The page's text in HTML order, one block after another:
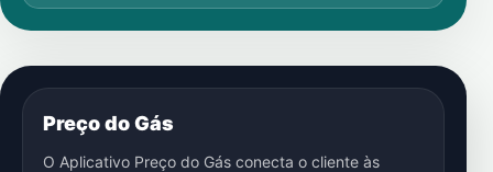
Preço do Gás
O Aplicativo Preço do Gás conecta o cliente às